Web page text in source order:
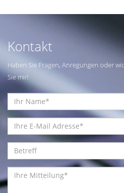
Kontakt
Haben Sie Fragen, Anregungen oder
Sie mir!